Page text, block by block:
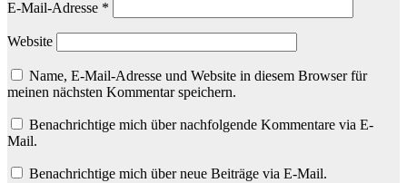
E-Mail-Adresse *
Website
Name, E-Mail-Adresse und Website in diesem Browser für
meinen nächsten Kommentar speichern.
Benachrichtige mich über nachfolgende Kommentare via E-
Mail.
Benachrichtige mich über neue Beiträge via E-Mail.